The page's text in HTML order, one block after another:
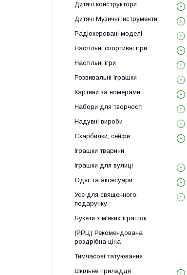
Дитячі конструктори
Дитячі Музичні Інструменти
Радіокеровані моделі
Настільні спортивні ігри
Настільні ігри
Розвивальні іграшки
Картини за номерами
Набори для творчості
Надувні вироби
Скарбилки, сейфи
Іграшки тварини
Іграшки для вулиці
Одяг та аксесуари
Усе для священного,
подарунку
Букети з м'яких іграшок
(РРЦ) Рекомендована
роздрібна ціна
Тимчасові татуювання
Шкільне приладдя